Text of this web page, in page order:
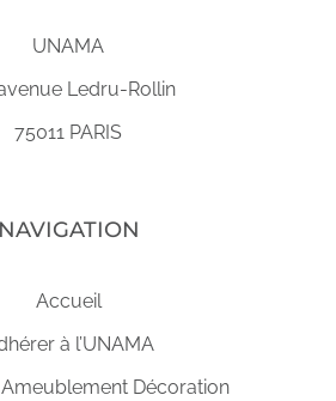
UNAMA
Ledru-Rollin
75011 PARIS
NAVIGATION
Accueil
à l’UNAMA
Décoration